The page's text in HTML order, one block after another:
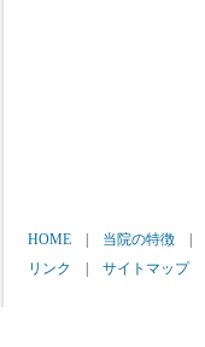
HOME 当院の特徴
リンク
サイトマップ